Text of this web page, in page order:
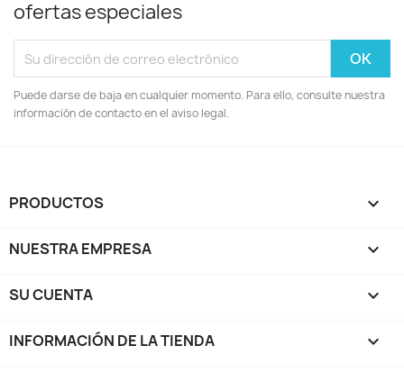
ofertas especiales
Puede darse de baja en cualquier momento. Para ello, consulte nuestra
información de contacto en el aviso legal.
PRODUCTOS 
NUESTRA EMPRESA 
SU CUENTA 
INFORMACIÓN DE LA TIENDA keyboard_arrow_down